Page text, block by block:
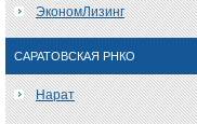
ЭкономЛизинг
САРАТОВСКАЯ РНКО
Нарат